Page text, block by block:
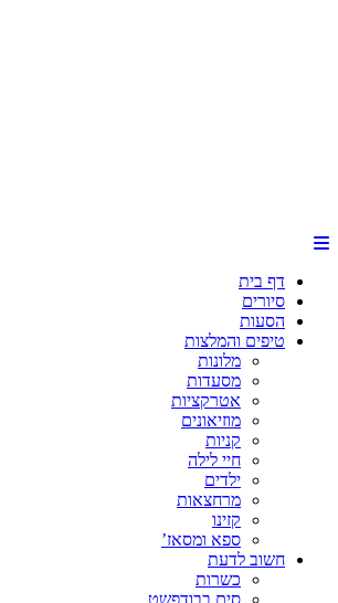
דף בית
סיורים
הסעות
טיפים והמלצות
מלונות
מסעדות
אטרקציות
מוזיאונים
קניות
חיי לילה
ילדים
מרחצאות
קזינו
ספא ומסאז’
חשוב לדעת
כשרות
סים בבודפשט